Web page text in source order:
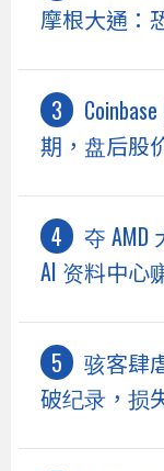
摩根大通：
期，盘后股
夺 AMD
AI 资料中心
骇客肆
破纪录，损